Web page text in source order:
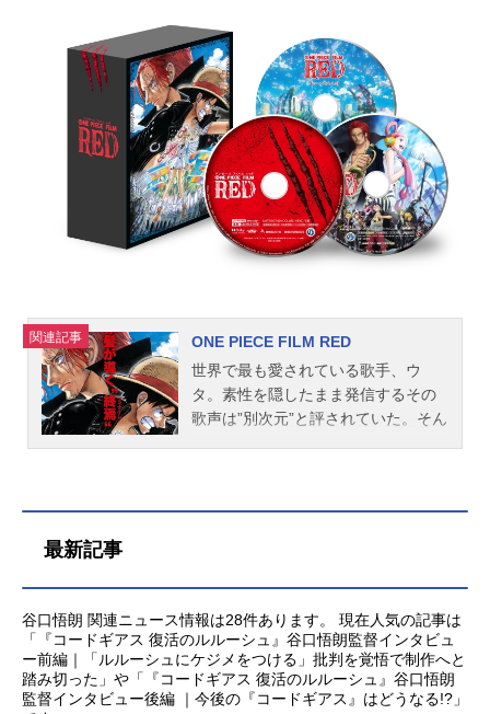
かると言う。記憶を取り戻すために
壁の外を目指すアロウだったが次第
に、自身をめぐる争いに巻き込まれ
ていく――作品名バック・アロウ放
送形態TVアニメスケジュール2021年
1月8日（金）～2021年6月19日
（金）TOKYOMXほか話数全24話キ
ャストバック・アロウ：梶裕貴アタ
リー・アリエル：洲崎綾エルシャ・
リーン：小澤亜李ビット・ナミタ
シン：潘めぐみフィーネ・フォル
テ：小清水亜美プラーク・コンラー
ト：小松未可子バーク・リーン：河
本邦弘ソーラ・アシン：関智一アニ
ー：上田麗奈ジム：松本沙羅トム：
ウ・ザンガ：檜山修之バラン・スジ
関連記事
ONE PIECE FILM RED
世界で最も愛されている歌手、ウ
タ。素性を隠したまま発信するその
歌声は”別次元”と評されていた。そん
も知らずにただ彼女の歌声を楽しみ
埋め尽くす中、今まさに全世界待望
の歌声が響き渡ろうとしていた。物
語は、彼女が”シャンクスの娘”という
衝撃の事実から動き出すー。「世界
を歌で幸せにしたい」とただ願い、
ステージに立つウタ。ウタの過去を
最新記事
谷口悟朗 関連ニュース情報は28件あります。 現在人気の記事は
「『コードギアス 復活のルルーシュ』谷口悟朗監督インタビュ
ー前編｜「ルルーシュにケジメをつける」批判を覚悟で制作へと
踏み切った」や「『コードギアス 復活のルルーシュ』谷口悟朗
監督インタビュー後編 ｜今後の『コードギアス』はどうなる!?」